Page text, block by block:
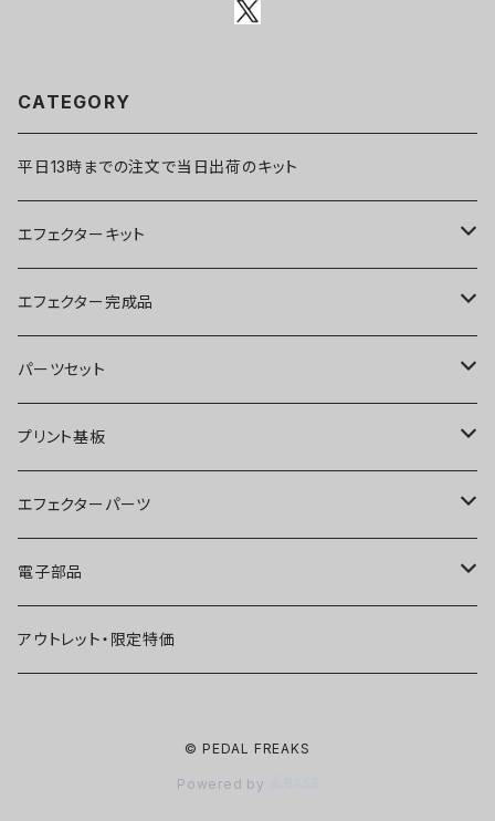
CATEGORY
平日13時までの注文で当日出荷のキット
エフェクターキット
ブースター
オーバードライブ
ディストーション
ファズ
プリアンプ
空間系
エフェクター完成品
ブースター
オーバードライブ
ディストーション
ファズ
空間系
パーツセット
ブースター
オーバードライブ
ディストーション
ファズ
プリント基板
オーバードライブ
ディストーション
ファズ
エフェクターパーツ
スイッチ
ジャック
電子部品
IC
アウトレット・限定特価
© PEDAL FREAKS
Powered by